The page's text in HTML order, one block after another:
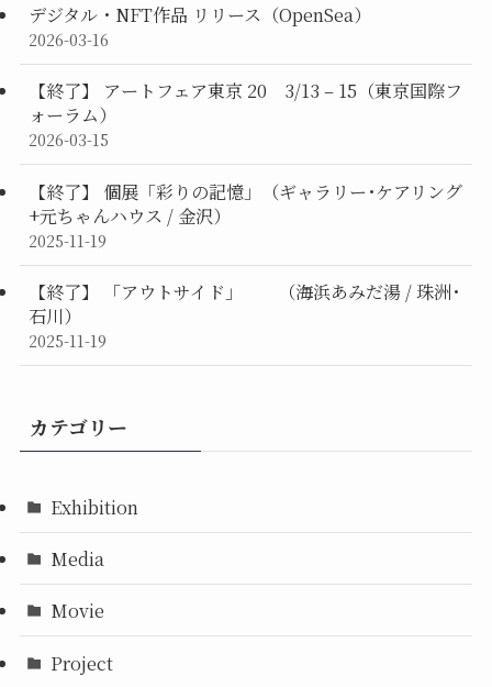
デジタル・NFT作品 リリース（OpenSea）
2026-03-16
【終了】 アートフェア東京 20 3/13 – 15（東京国際フ
ォーラム）
2026-03-15
【終了】 個展「彩りの記憶」（ギャラリー･ケアリング
+元ちゃんハウス / 金沢）
2025-11-19
【終了】 「アウトサイド」 （海浜あみだ湯 / 珠洲･
石川）
2025-11-19
カテゴリー
Exhibition
Media
Movie
Project